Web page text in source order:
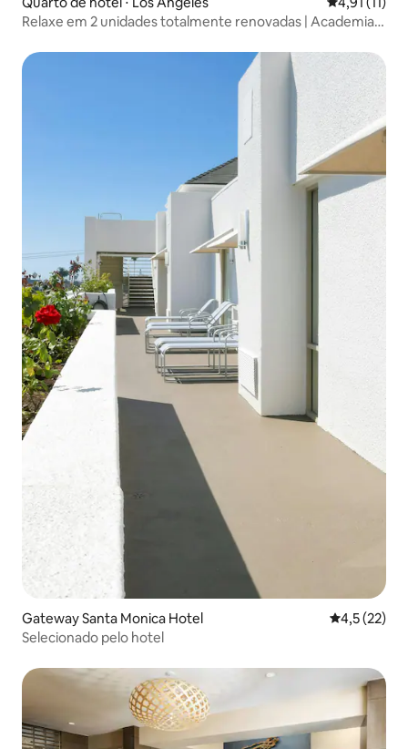
Relaxe em 2 unidades totalmente renovadas | Academia,
Gateway Santa Monica Hotel 4,5 de uma
4,5 (22)
Selecionado pelo hotel